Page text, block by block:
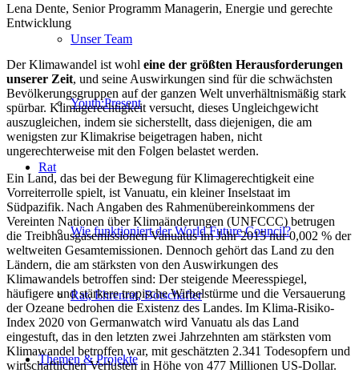
Unser Team
Youth:Present
Rat
Wie funktioniert der World Future Council?
Rat, Ehrenrat, Botschafter
Themen & Projekte
Lena Dente, Senior Programm Managerin, Energie und gerechte
Entwicklung
Der Klimawandel ist wohl eine der größten Herausforderungen
unserer Zeit, und seine Auswirkungen sind für die schwächsten
Bevölkerungsgruppen auf der ganzen Welt unverhältnismäßig stark
spürbar. Klimagerechtigkeit versucht, dieses Ungleichgewicht
auszugleichen, indem sie sicherstellt, dass diejenigen, die am
wenigsten zur Klimakrise beigetragen haben, nicht
ungerechterweise mit den Folgen belastet werden.
Ein Land, das bei der Bewegung für Klimagerechtigkeit eine
Vorreiterrolle spielt, ist Vanuatu, ein kleiner Inselstaat im
Südpazifik. Nach Angaben des Rahmenübereinkommens der
Vereinten Nationen über Klimaänderungen (UNFCCC) betrugen
die Treibhausgasemissionen Vanuatus im Jahr 2015 nur 0,002 % der
weltweiten Gesamtemissionen. Dennoch gehört das Land zu den
Ländern, die am stärksten von den Auswirkungen des
Klimawandels betroffen sind: Der steigende Meeresspiegel,
häufigere und stärkere tropische Wirbelstürme und die Versauerung
der Ozeane bedrohen die Existenz des Landes. Im Klima-Risiko-
Index 2020 von Germanwatch wird Vanuatu als das Land
eingestuft, das in den letzten zwei Jahrzehnten am stärksten vom
Klimawandel betroffen war, mit geschätzten 2.341 Todesopfern und
wirtschaftlichen Verlusten in Höhe von 477 Millionen US-Dollar.